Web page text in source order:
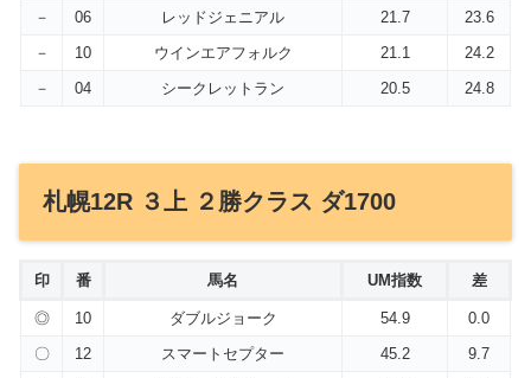
－
06 レッドジェニアル 21.7
23.6
－
10 ウインエアフォルク 21.1
24.2
－
04 シークレットラン 20.5 24.8
札幌12R ３上 ２勝クラス ダ1700
印 番 馬名 UM指数 差
◎ 10 ダブルジョーク 54.9
0.0
〇
12 スマートセプター 45.2
9.7